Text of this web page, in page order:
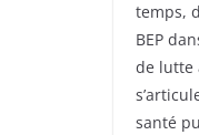
temps,
BEP
de lutte
santé